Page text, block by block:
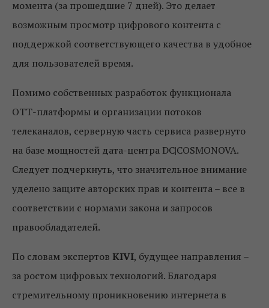
момента (за прошедшие 7 дней). Это делает
возможным просмотр цифрового контента с
поддержкой соответствующего качества в удобное
для пользователей время.
Помимо собственных разработок функционала
ОТТ-платформы и организации потоков
телеканалов, серверную часть сервиса развернуто
на базе мощностей дата-центра DC|COSMONOVA.
Следует подчеркнуть, что значительное внимание
уделено защите авторских прав и контента – все в
соответствии с нормами закона и запросов
правообладателей.
По словам экспертов KIVI, будущее направления –
за ростом цифровых технологий. Благодаря
стремительному проникновению интернета в